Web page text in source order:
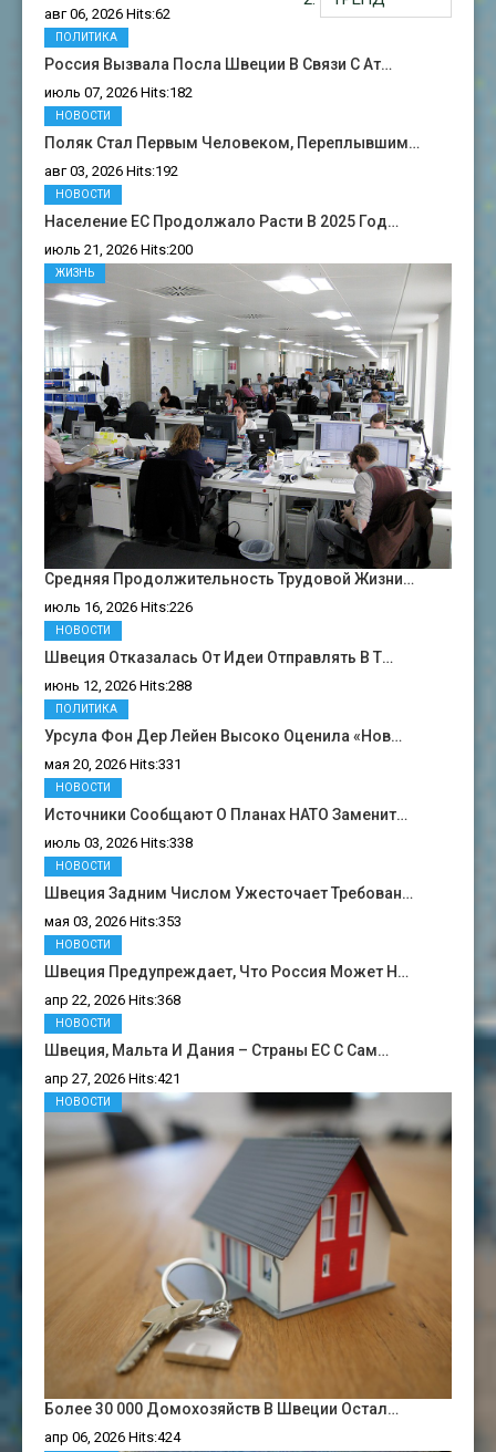
авг 06, 2026 Hits:62
Россия Вызвала Посла Швеции В Связи С Ат…
июль 07, 2026 Hits:182
ПОЛИТИКА
Поляк Стал Первым Человеком, Переплывшим…
авг 03, 2026 Hits:192
НОВОСТИ
Население ЕС Продолжало Расти В 2025 Год…
июль 21, 2026 Hits:200
НОВОСТИ
Средняя Продолжительность Трудовой Жизни…
июль 16, 2026 Hits:226
ЖИЗНЬ
Швеция Отказалась От Идеи Отправлять В Т…
июнь 12, 2026 Hits:288
НОВОСТИ
Урсула Фон Дер Лейен Высоко Оценила «нов…
мая 20, 2026 Hits:331
ПОЛИТИКА
Источники Сообщают О Планах НАТО Заменит…
июль 03, 2026 Hits:338
НОВОСТИ
Швеция Задним Числом Ужесточает Требован…
мая 03, 2026 Hits:353
НОВОСТИ
Швеция Предупреждает, Что Россия Может Н…
апр 22, 2026 Hits:368
НОВОСТИ
Швеция, Мальта И Дания – Страны ЕС С Сам…
апр 27, 2026 Hits:421
НОВОСТИ
Более 30 000 Домохозяйств В Швеции Остал…
апр 06, 2026 Hits:424
НОВОСТИ